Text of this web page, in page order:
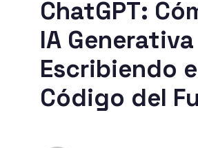
ChatGPT:
IA
Escribiendo
Código del